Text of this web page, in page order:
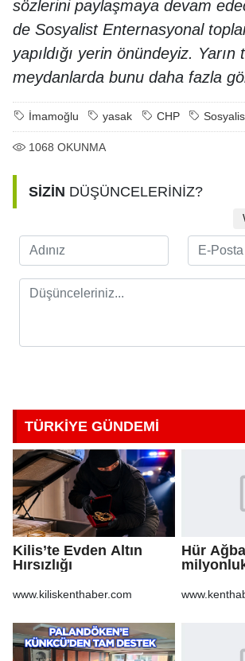
sözlerini paylaşmaya devam
de Sosyalist Enternasyonal
yapıldığı yerin önündeyiz. Yarın
meydanlarda bunu daha fazla
İmamoğlu yasak CHP
1068 OKUNMA
SİZİN DÜŞÜNCELERİNİZ?
TÜRKİYE GÜNDEMİ
Kilis’te Evden Altın
Hırsızlığı
www.kiliskenthaber.com
Hür